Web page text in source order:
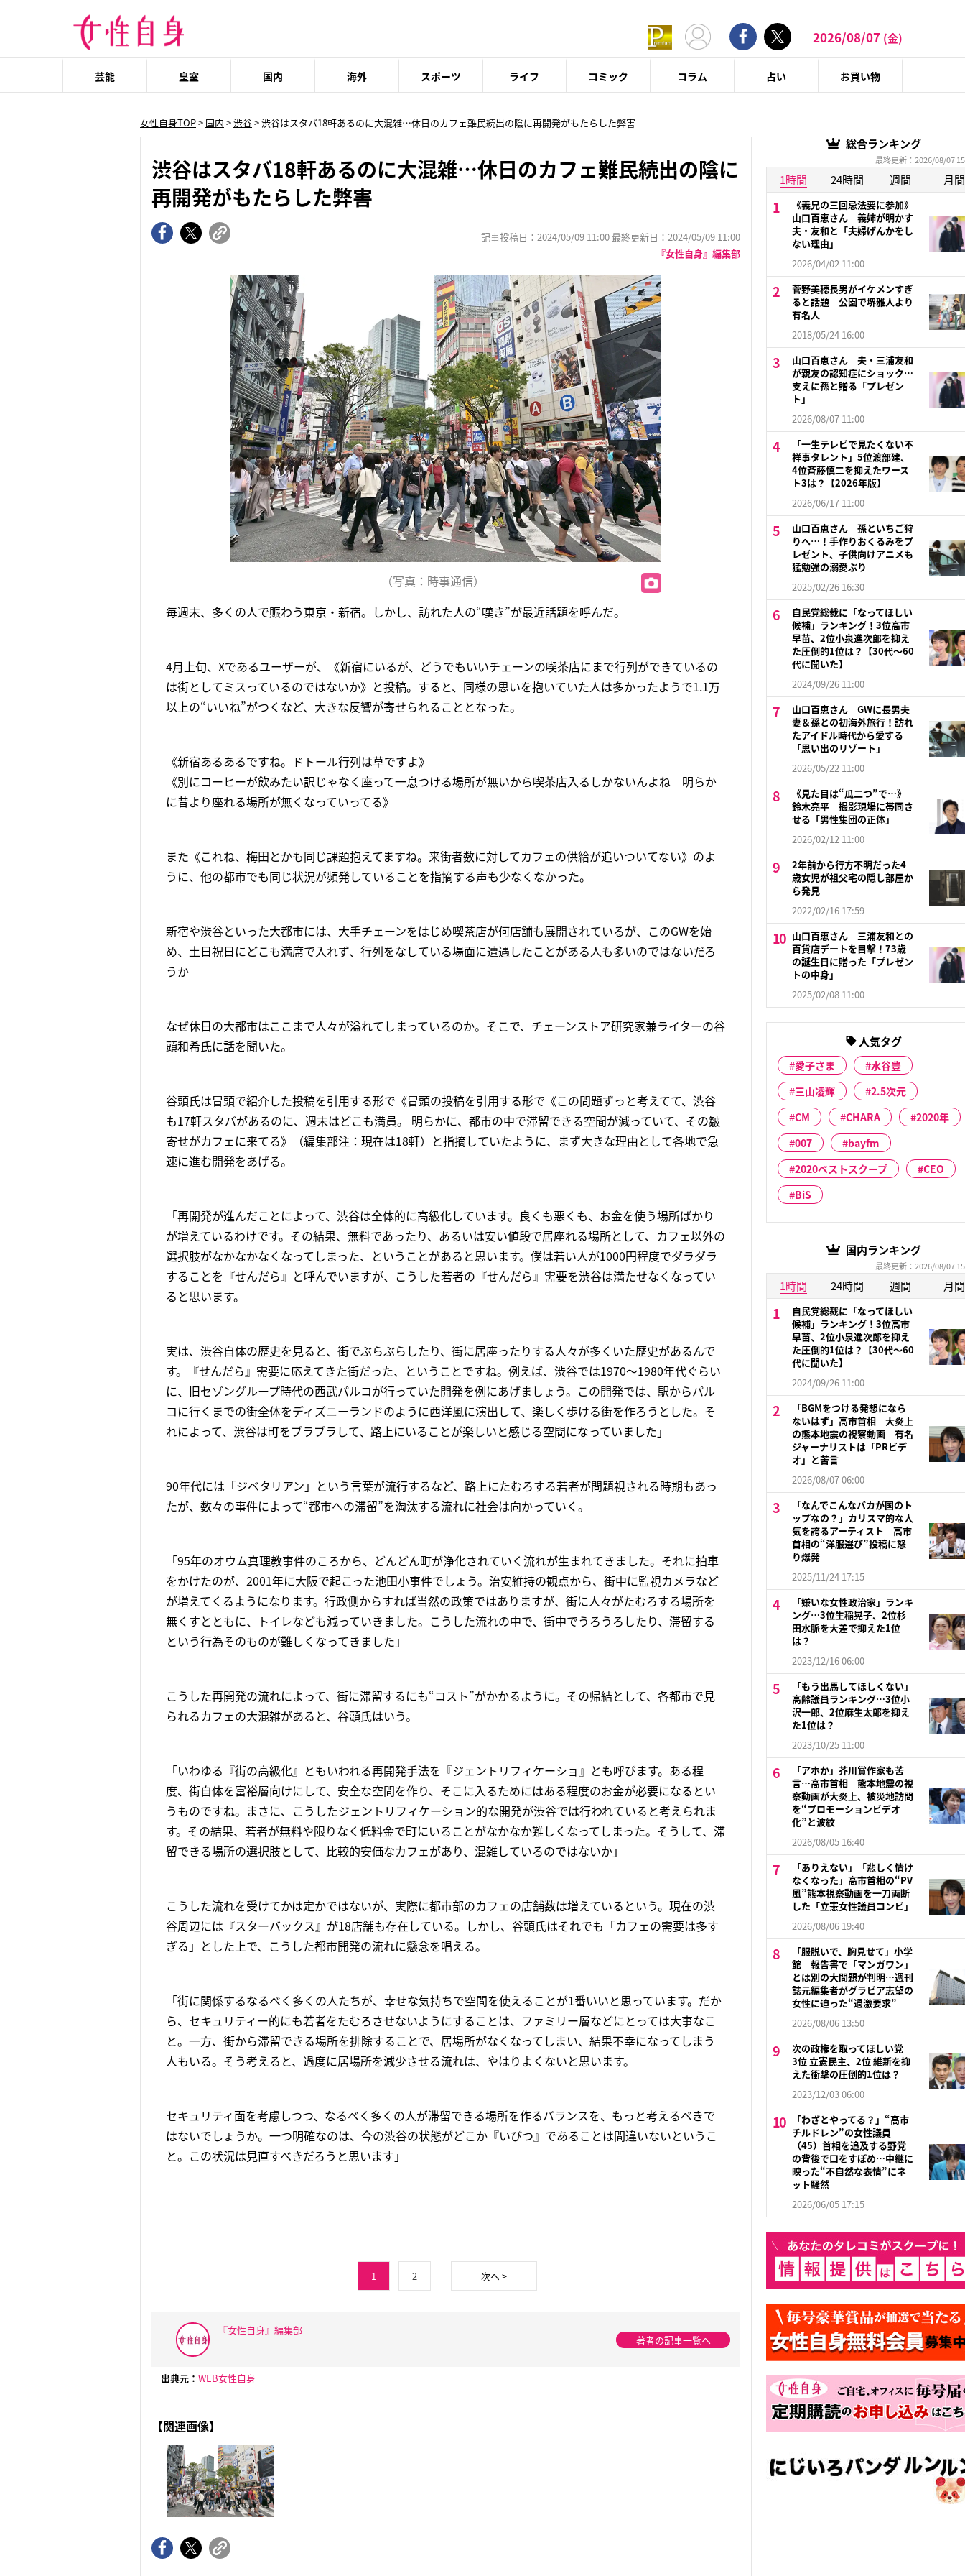
2026/08/07 (金)
芸能 皇室 国内 海外 スポーツ ライフ コミック コラム 占い お買い物
女性自身TOP> 国内 >渋谷> 渋谷はスタバ18軒あるのに大混雑…休日のカフェ難民続出の陰に再開発がもたらした弊害
渋谷はスタバ18軒あるのに大混雑…休日のカフェ難民続出の陰に
再開発がもたらした弊害
記事投稿日：2024/05/09 11:00 最終更新日：2024/05/09 11:00
『女性自身』編集部
（写真：時事通信）
毎週末、多くの人で賑わう東京・新宿。しかし、訪れた人の“嘆き”が最近話題を呼んだ。
4月上旬、Xであるユーザーが、《新宿にいるが、どうでもいいチェーンの喫茶店にまで行列ができているの
は街としてミスっているのではないか》と投稿。すると、同様の思いを抱いていた人は多かったようで1.1万
以上の“いいね”がつくなど、大きな反響が寄せられることとなった。
《新宿あるあるですね。ドトール行列は草ですよ》
《別にコーヒーが飲みたい訳じゃなく座って一息つける場所が無いから喫茶店入るしかないんよね 明らか
に昔より座れる場所が無くなっていってる》
また《これね、梅田とかも同じ課題抱えてますね。来街者数に対してカフェの供給が追いついてない》のよ
うに、他の都市でも同じ状況が頻発していることを指摘する声も少なくなかった。
新宿や渋谷といった大都市には、大手チェーンをはじめ喫茶店が何店舗も展開されているが、このGWを始
め、土日祝日にどこも満席で入れず、行列をなしている場面に遭遇したことがある人も多いのではないだろ
うか
なぜ休日の大都市はここまで人々が溢れてしまっているのか。そこで、チェーンストア研究家兼ライターの谷
頭和希氏に話を聞いた。
谷頭氏は冒頭で紹介した投稿を引用する形で《冒頭の投稿を引用する形で《この問題ずっと考えてて、渋谷
も17軒スタバがあるのに、週末はどこも満員。 明らかに、都市の中で滞留できる空間が減っていて、その皺
寄せがカフェに来てる》（編集部注：現在は18軒）と指摘していたように、まず大きな理由として各地で急
速に進む開発をあげる。
「再開発が進んだことによって、渋谷は全体的に高級化しています。良くも悪くも、お金を使う場所ばかり
が増えているわけです。その結果、無料であったり、あるいは安い値段で居座れる場所として、カフェ以外の
選択肢がなかなかなくなってしまった、ということがあると思います。僕は若い人が1000円程度でダラダラ
することを『せんだら』と呼んでいますが、こうした若者の『せんだら』需要を渋谷は満たせなくなってい
ると思います。
実は、渋谷自体の歴史を見ると、街でぶらぶらしたり、街に居座ったりする人々が多くいた歴史があるんで
す。『せんだら』需要に応えてきた街だった、ということですね。例えば、渋谷では1970〜1980年代ぐらい
に、旧セゾングループ時代の西武パルコが行っていた開発を例にあげましょう。この開発では、駅からパル
コに行くまでの街全体をディズニーランドのように西洋風に演出して、楽しく歩ける街を作ろうとした。そ
れによって、渋谷は町をブラブラして、路上にいることが楽しいと感じる空間になっていました」
90年代には「ジベタリアン」という言葉が流行するなど、路上にたむろする若者が問題視される時期もあっ
たが、数々の事件によって“都市への滞留”を淘汰する流れに社会は向かっていく。
「95年のオウム真理教事件のころから、どんどん町が浄化されていく流れが生まれてきました。それに拍車
をかけたのが、2001年に大阪で起こった池田小事件でしょう。治安維持の観点から、街中に監視カメラなど
が増えてくるようになります。行政側からすれば当然の政策ではありますが、街に人々がたむろする場所を
無くすとともに、トイレなども減っていきました。こうした流れの中で、街中でうろうろしたり、滞留する
という行為そのものが難しくなってきました」
こうした再開発の流れによって、街に滞留するにも“コスト”がかかるように。その帰結として、各都市で見
られるカフェの大混雑があると、谷頭氏はいう。
「いわゆる『街の高級化』ともいわれる再開発手法を『ジェントリフィケーショ』とも呼びます。ある程
度、街自体を富裕層向けにして、安全な空間を作り、そこに入るためにはある程度のお金が必要になるとい
うものですね。まさに、こうしたジェントリフィケーション的な開発が渋谷では行われていると考えられま
す。その結果、若者が無料や限りなく低料金で町にいることがなかなか難しくなってしまった。そうして、滞
留できる場所の選択肢として、比較的安価なカフェがあり、混雑しているのではないか」
こうした流れを受けてかは定かではないが、実際に都市部のカフェの店舗数は増えているという。現在の渋
谷周辺には『スターバックス』が18店舗も存在している。しかし、谷頭氏はそれでも「カフェの需要は多す
ぎる」とした上で、こうした都市開発の流れに懸念を唱える。
「街に関係するなるべく多くの人たちが、幸せな気持ちで空間を使えることが1番いいと思っています。だか
ら、セキュリティー的にも若者をたむろさせないようにすることは、ファミリー層などにとっては大事なこ
と。一方、街から滞留できる場所を排除することで、居場所がなくなってしまい、結果不幸になってしまう
人もいる。そう考えると、過度に居場所を減少させる流れは、やはりよくないと思います。
セキュリティ面を考慮しつつ、なるべく多くの人が滞留できる場所を作るバランスを、もっと考えるべきで
はないでしょうか。一つ明確なのは、今の渋谷の状態がどこか『いびつ』であることは間違いないというこ
と。この状況は見直すべきだろうと思います」
1 2 次へ >
『女性自身』編集部
著者の記事一覧へ
出典元： WEB女性自身
【関連画像】
総合ランキング
最終更新：2026/08/07
1時間 24時間 週間 月間
《義兄の三回忌法要に参加》
山口百恵さん 義姉が明かす
夫・友和と「夫婦げんかをし
ない理由」
2026/04/02 11:00
菅野美穂長男がイケメンすぎ
ると話題 公園で堺雅人より
有名人
2018/05/24 16:00
山口百恵さん 夫・三浦友和
が親友の認知症にショック…
支えに孫と贈る「プレゼン
ト」
2026/08/07 11:00
「一生テレビで見たくない不
祥事タレント」5位渡部建、
4位斉藤慎二を抑えたワース
ト3は？【2026年版】
2026/06/17 11:00
山口百恵さん 孫といちご狩
りへ…！手作りおくるみをプ
レゼント、子供向けアニメも
猛勉強の溺愛ぶり
2025/02/26 16:30
自民党総裁に「なってほしい
候補」ランキング！3位高市
早苗、2位小泉進次郎を抑え
た圧倒的1位は？【30代〜60
代に聞いた】
2024/09/26 11:00
山口百恵さん GWに長男夫
妻＆孫との初海外旅行！訪れ
たアイドル時代から愛する
「思い出のリゾート」
2026/05/22 11:00
《見た目は“瓜二つ”で…》
鈴木亮平 撮影現場に帯同さ
せる「男性集団の正体」
2026/02/12 11:00
2年前から行方不明だった4
歳女児が祖父宅の隠し部屋か
ら発見
2022/02/16 17:59
山口百恵さん 三浦友和との
百貨店デートを目撃！73歳
の誕生日に贈った「プレゼン
トの中身」
2025/02/08 11:00
人気タグ
愛子さま
水谷豊
三山凌輝
2.5次元
CM
CHARA
2020年
007
bayfm
2020ベストスクープ
CEO
BiS
国内ランキング
最終更新：2026/08/07
1時間 24時間 週間 月間
自民党総裁に「なってほしい
候補」ランキング！3位高市
早苗、2位小泉進次郎を抑え
た圧倒的1位は？【30代〜60
代に聞いた】
2024/09/26 11:00
「BGMをつける発想になら
ないはず」高市首相 大炎上
の熊本地震の視察動画 有名
ジャーナリストは「PRビデ
オ」と苦言
2026/08/07 06:00
「なんでこんなバカが国のト
ップなの？」カリスマ的な人
気を誇るアーティスト 高市
首相の“洋服選び”投稿に怒
り爆発
2025/11/24 17:15
「嫌いな女性政治家」ランキ
ング…3位生稲晃子、2位杉
田水脈を大差で抑えた1位
は？
2023/12/16 06:00
「もう出馬してほしくない」
高齢議員ランキング…3位小
沢一郎、2位麻生太郎を抑え
た1位は？
2023/10/25 11:00
「アホか」芥川賞作家も苦
言…高市首相 熊本地震の視
察動画が大炎上、被災地訪問
を“プロモーションビデオ
化”と波紋
2026/08/05 16:40
「ありえない」「悲しく情け
なくなった」高市首相の“PV
風”熊本視察動画を一刀両断
した「立憲女性議員コンビ」
2026/08/06 19:40
「服脱いで、胸見せて」小学
館 報告書で「マンガワン」
とは別の大問題が判明…週刊
誌元編集者がグラビア志望の
女性に迫った“過激要求”
2026/08/06 13:50
次の政権を取ってほしい党
3位 立憲民主、2位 維新を抑
えた衝撃の圧倒的1位は？
2023/12/03 06:00
「わざとやってる？」“高市
チルドレン”の女性議員
（45）首相を追及する野党
の背後で口をすぼめ…中継に
映った“不自然な表情”にネ
ット騒然
2026/06/05 17:15